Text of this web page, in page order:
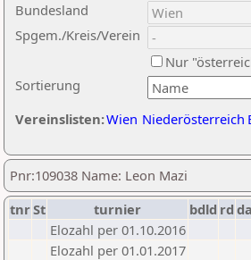
Sortierung
Bundesland
Spgem./Kreis/Verein
Nur
Vereinslisten:Wien Niederösterreich
Pnr:109038 Name: Leon Mazi
tnrSt turnier bdld rd
Elozahl per 01.10.2016
Elozahl per 01.01.2017